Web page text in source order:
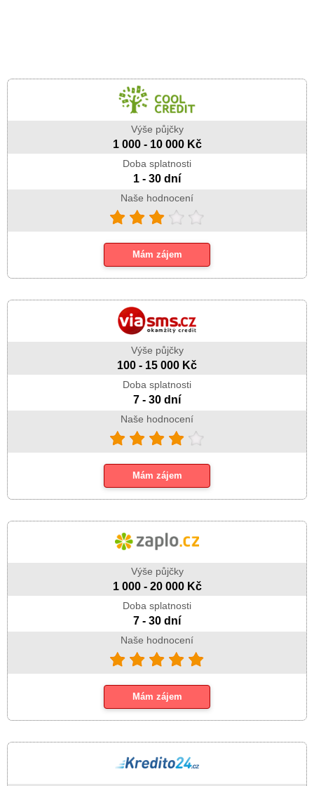
Výše půjčky
1 000 - 10 000 Kč
Doba splatnosti
1 - 30 dní
Naše hodnocení
Mám zájem
Výše půjčky
100 - 15 000 Kč
Doba splatnosti
7 - 30 dní
Naše hodnocení
Mám zájem
Výše půjčky
1 000 - 20 000 Kč
Doba splatnosti
7 - 30 dní
Naše hodnocení
Mám zájem